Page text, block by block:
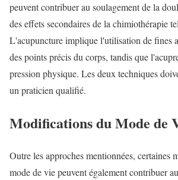
peuvent contribuer au soulagement de la
des effets secondaires de la chimiothérapie
L'acupuncture implique l'utilisation de fines
des points précis du corps, tandis que
pression physique. Les deux techniques
un praticien qualifié.
Modifications du Mode de
Outre les approches mentionnées, certaines
mode de vie peuvent également contribuer